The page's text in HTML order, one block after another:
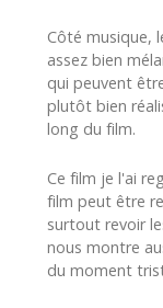
Côté musique,
assez bien
qui peuvent
plutôt bien
long du film.
Ce film je l'ai
film peut être
surtout revoir
nous montre
du moment